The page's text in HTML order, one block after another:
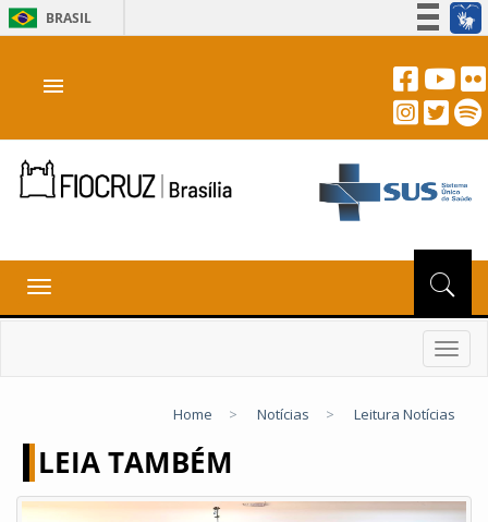
BRASIL
Acesso à informação
Canais
menu
Toggle
navigation
Home > Notícias > Leitura Notícias
LEIA TAMBÉM